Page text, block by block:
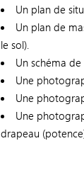
Un plan de
Un plan de
le sol).
Un schéma
Une
Une
Une
drapeau